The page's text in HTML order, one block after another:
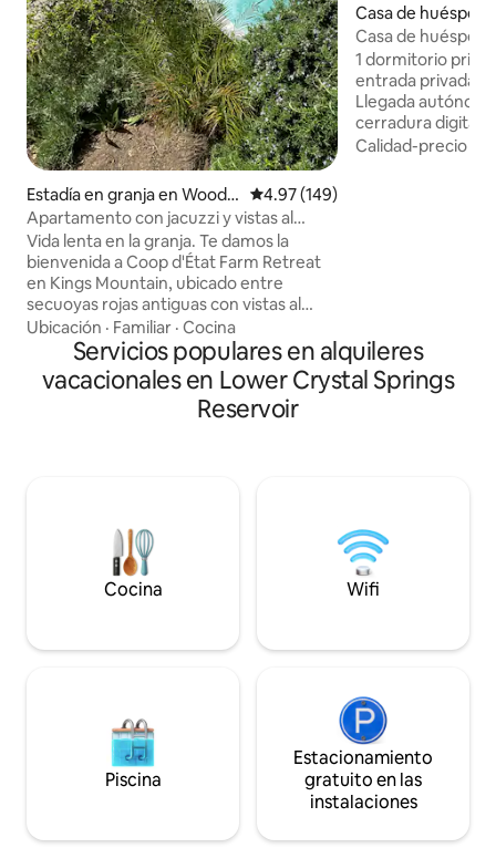
Estadía en granja en Woodsi
de
Calificación promedio: 4.97 de
4.97 (149)
Apartamento con jacuzzi y vistas al
bosque y al mar
Vida lenta en la granja. Te damos la
bienvenida a Coop d'État Farm Retreat
en Kings Mountain, ubicado entre
secuoyas rojas antiguas con vistas al
mar, una chimenea y una bañera de
hidromasaje privada. El apartamento se
encuentra en nuestra propiedad de
glamping, donde las gallinas deambulan,
las cabras pastan, los perros hacen
incluye una entrada privada y
estacionamiento, acceso a un área
compartida de picnic y barbacoa.
Ubicación · Familiar · Cocina
Casa de
Mateo
Casa de
excelente
1 dormitorio
entrada privada. Lo más destacable: •
Llegada
cerradura digital.
gratuito +
con asiento con
calefacción,
Calidad-precio
Servicios populares en alquileres
vacacionales en Lower Crystal Springs
Reservoir
Cocina Wifi
Piscina
Estacionamiento
gratuito en las
instalaciones